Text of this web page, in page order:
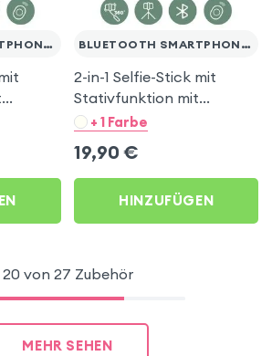
BLUETOOTH SMARTPHONES
–
BLUETOOTH SMARTPHONES
2-in-1 Selfie-Stick mit
Stativfunktion mit
Bluetooth Fernauslöser –
+ 1 Farbe
19,90 €
HINZUFÜGEN
20 von 27 Zubehör
MEHR SEHEN